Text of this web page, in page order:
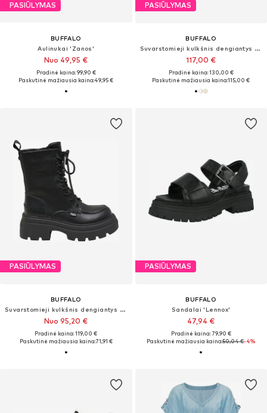
PASIŪLYMAS
BUFFALO
Aulinukai 'Zanos'
Nuo 49,95 €
Pradinė kaina: 99,90 €
Paskutinė mažiausia kaina:49,95 €
PASIŪLYMAS
BUFFALO
Suvarstomieji kulkšnis dengiantys batai 'Aspha'
117,00 €
Pradinė kaina: 130,00 €
Paskutinė mažiausia kaina:115,00 €
PASIŪLYMAS
BUFFALO
Suvarstomieji kulkšnis dengiantys batai 'Zaven'
Nuo 95,20 €
Pradinė kaina: 119,00 €
Paskutinė mažiausia kaina:71,91 €
PASIŪLYMAS
BUFFALO
Sandalai 'Lennox'
47,94 €
Pradinė kaina: 79,90 €
Paskutinė mažiausia kaina:50,04 €-4%